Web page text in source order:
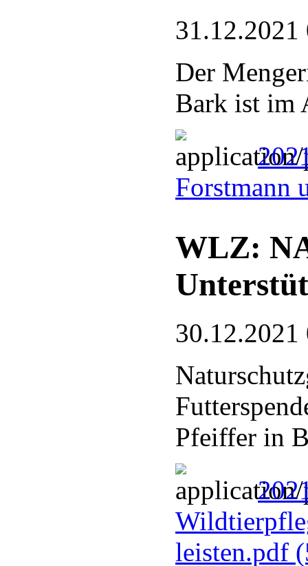
31.12.2021
Der
Bark ist im
Forstmann
WLZ:
30.12.2021
Pfeiffer in
leisten.pdf